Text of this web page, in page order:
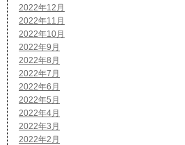
2022年12月
2022年11月
2022年10月
2022年9月
2022年8月
2022年7月
2022年6月
2022年5月
2022年4月
2022年3月
2022年2月